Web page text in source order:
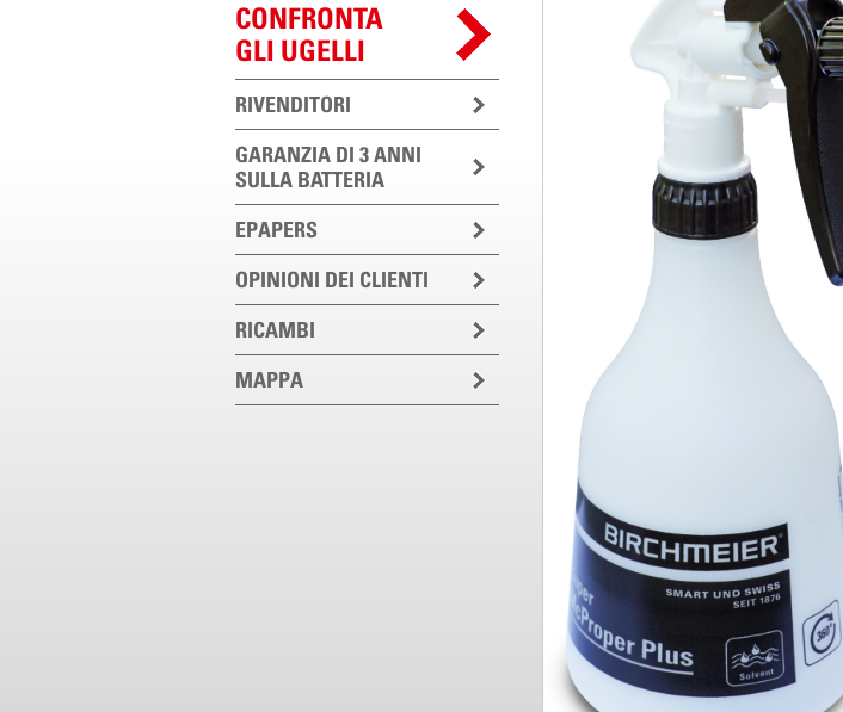
CONFRONTA
GLI UGELLI
RIVENDITORI
GARANZIA DI 3 ANNI
SULLA BATTERIA
EPAPERS
OPINIONI DEI CLIENTI
RICAMBI
MAPPA